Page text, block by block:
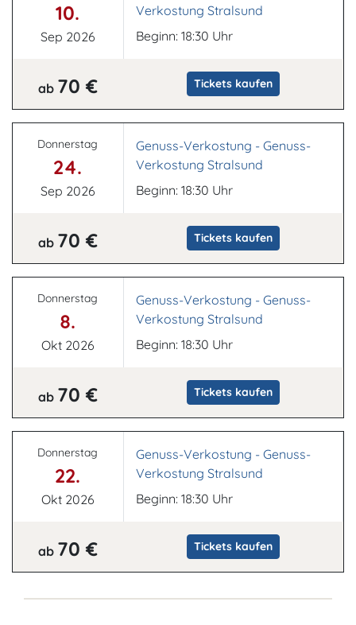
10.
Sep 2026
Verkostung Stralsund
Beginn: 18:30 Uhr
ab 70 € Tickets kaufen
Donnerstag
24.
Sep 2026
Genuss-Verkostung - Genuss-
Verkostung Stralsund
Beginn: 18:30 Uhr
ab 70 € Tickets kaufen
Donnerstag
8.
Okt 2026
Genuss-Verkostung - Genuss-
Verkostung Stralsund
Beginn: 18:30 Uhr
ab 70 € Tickets kaufen
Donnerstag
22.
Okt 2026
Genuss-Verkostung - Genuss-
Verkostung Stralsund
Beginn: 18:30 Uhr
ab 70 € Tickets kaufen